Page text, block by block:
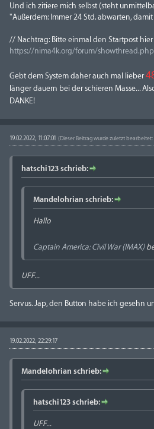
Und ich zitiere mich selbst (steht
"Außerdem: Immer 24 Std. abwarten,
// Nachtrag: Bitte einmal den Startpost
https://nima4k.org/forum/
Gebt dem System daher auch mal lieber
länger dauern bei der schieren Masse...
DANKE!
19.02.2022, 11:07:01(Dieser Beitrag wurde zuletzt bearbeitet:
hatschi123 schrieb:
Mandelohrian schrieb:
Hallo
Captain America: Civil War (IMAX)
UFF...
Servus. Jap, den Button habe ich gesehn
19.02.2022, 22:29:17
Mandelohrian schrieb:
hatschi123 schrieb:
UFF...